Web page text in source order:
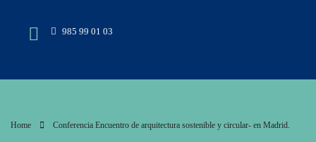
985 99 01 03
Home Conferencia Encuentro de arquitectura sostenible y circular- en Madrid.